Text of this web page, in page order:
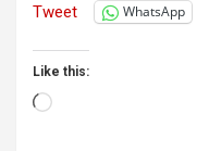
Tweet WhatsApp
Like this:
Loading…